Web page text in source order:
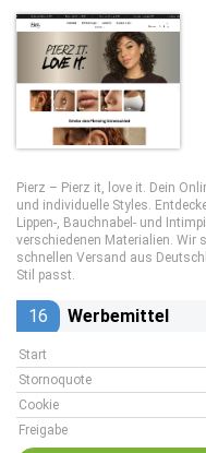
Pierz – Pierz it, love it. Dein
und individuelle Styles.
Lippen-, Bauchnabel- und
verschiedenen Materialien. Wir
schnellen Versand aus
Stil passt.
16 Werbemittel
Start
Stornoquote
Cookie
Freigabe